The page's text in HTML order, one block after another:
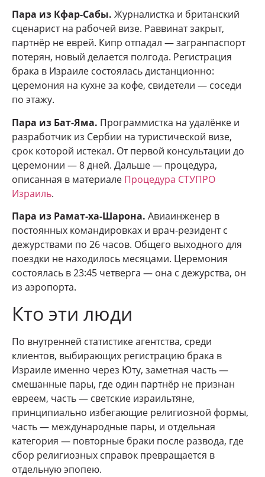
Пара из Кфар-Сабы. Журналистка и британский
сценарист на рабочей визе. Раввинат закрыт,
партнёр не еврей. Кипр отпадал — загранпаспорт
потерян, новый делается полгода. Регистрация
брака в Израиле состоялась дистанционно:
церемония на кухне за кофе, свидетели — соседи
по этажу.
Пара из Бат-Яма. Программистка на удалёнке и
разработчик из Сербии на туристической визе,
срок которой истекал. От первой консультации до
церемонии — 8 дней. Дальше — процедура,
описанная в материале Процедура СТУПРО
Израиль.
Пара из Рамат-ха-Шарона. Авиаинженер в
постоянных командировках и врач-резидент с
дежурствами по 26 часов. Общего выходного для
поездки не находилось месяцами. Церемония
состоялась в 23:45 четверга — она с дежурства, он
из аэропорта.
Кто эти люди
По внутренней статистике агентства, среди
клиентов, выбирающих регистрацию брака в
Израиле именно через Юту, заметная часть —
смешанные пары, где один партнёр не признан
евреем, часть — светские израильтяне,
принципиально избегающие религиозной формы,
часть — международные пары, и отдельная
категория — повторные браки после развода, где
сбор религиозных справок превращается в
отдельную эпопею.